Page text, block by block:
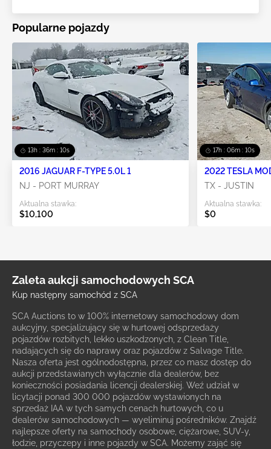
Popularne pojazdy
13h : 36m : 10s
2016 JAGUAR F-TYPE 5.0L 1
NJ - PORT MURRAY
Aktualna stawka:
$10,100
17h : 06m : 10s
2022 TESLA
TX - JUSTIN
Aktualna stawka:
$0
Zaleta aukcji samochodowych SCA
Kup następny samochód z SCA
SCA Auctions to w 100% internetowy samochodowy dom
aukcyjny, specjalizujący się w hurtowej odsprzedaży
pojazdów rozbitych, lekko uszkodzonych, z Clean Title,
nadających się do naprawy oraz pojazdów z Salvage Title.
Nasza oferta jest ogólnodostępna, przez co masz dostęp do
aukcji przedstawianych wyłącznie dla dealerów, bez
konieczności posiadania licencji dealerskiej. Weź udział w
licytacji ponad 300 000 pojazdów wystawionych na
sprzedaż IAA w tych samych cenach hurtowych, co u
dealerów samochodowych — wyeliminuj pośredników. Znajdź
najlepsze oferty na samochody osobowe, ciężarowe, SUV-y,
łodzie, przyczepy i inne pojazdy w SCA. Możemy zająć się